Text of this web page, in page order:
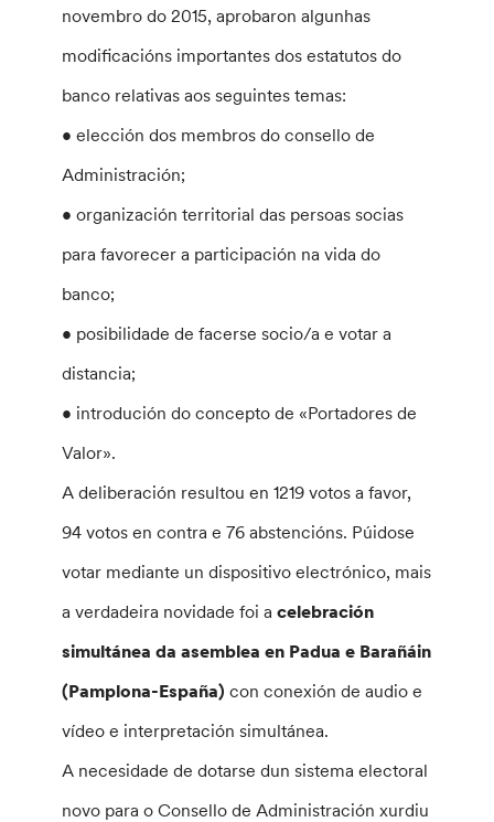
novembro do 2015, aprobaron algunhas
modificacións importantes dos estatutos do
banco relativas aos seguintes temas:
• elección dos membros do consello de
Administración;
• organización territorial das persoas socias
para favorecer a participación na vida do
banco;
• posibilidade de facerse socio/a e votar a
distancia;
• introdución do concepto de «Portadores de
Valor».
A deliberación resultou en 1219 votos a favor,
94 votos en contra e 76 abstencións. Púidose
votar mediante un dispositivo electrónico, mais
a verdadeira novidade foi acelebración
simultánea da asemblea en Padua e Barañáin
(Pamplona-España)con conexión de audio e
vídeo e interpretación simultánea.
A necesidade de dotarse dun sistema electoral
novo para o Consello de Administración xurdiu